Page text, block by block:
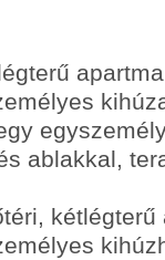
ablakkal,